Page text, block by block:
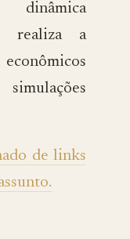
realiza a
de links